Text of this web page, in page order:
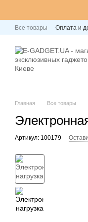
Все товары Оплата и
Главная Все товары
Артикул: 100179